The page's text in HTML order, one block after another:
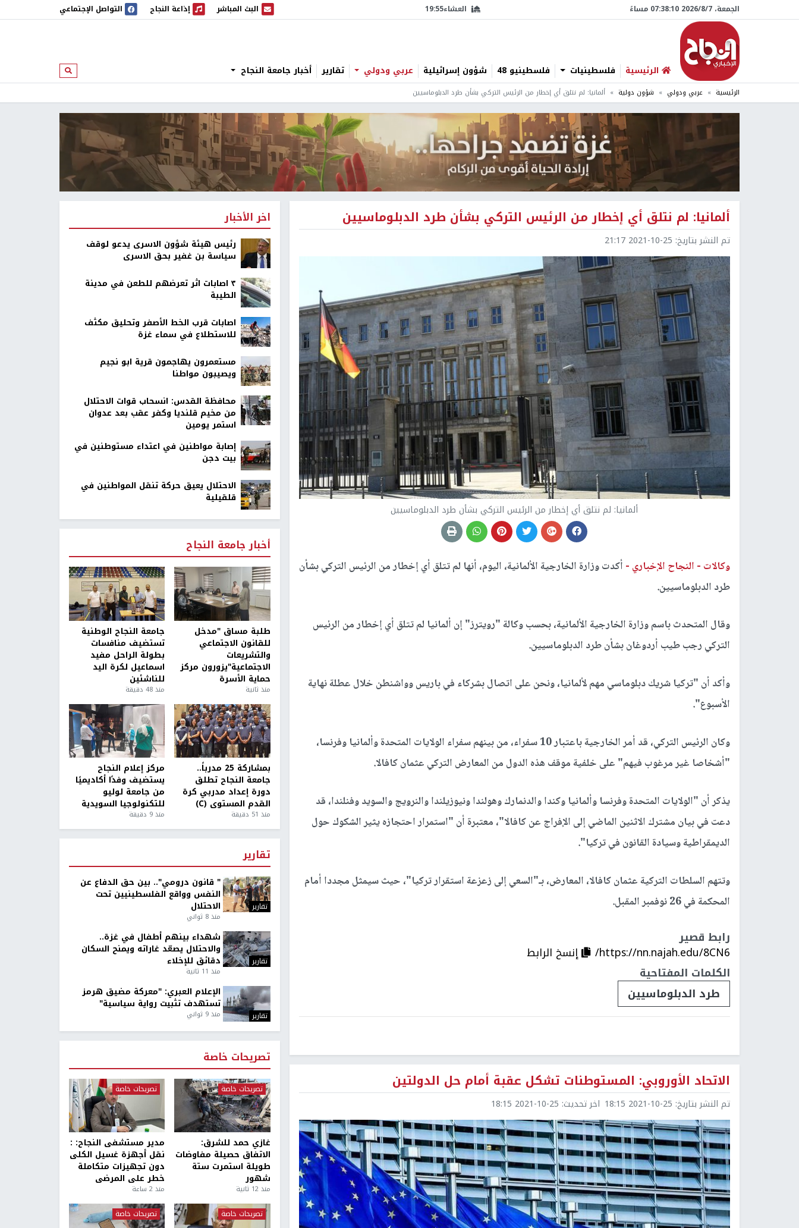
الجمعة، 7/‏8/‏2026 07:38:11 مساءً العشاء19:55 البث المباشر
البث المباشر إذاعة النجاح
إذاعة النجاح التواصل الإجتماعي
الرئيسية فلسطينيات فلسطينيو 48 شؤون إسرائيلية عربي ودولي تقارير أخبار جامعة النجاح ابحث
الرئيسية عربي ودولي شؤون دولية ألمانيا: لم نتلق أي إخطار من الرئيس التركي بشأن طرد الدبلوماسيين
ألمانيا: لم نتلق أي إخطار من الرئيس التركي بشأن طرد الدبلوماسيين
تم النشر بتاريخ: 2021-10-25 21:17
ألمانيا: لم نتلق أي إخطار من الرئيس التركي بشأن طرد الدبلوماسيين
وكالات - النجاح الإخباري - أكدت وزارة الخارجية الألمانية، اليوم، أنها لم تتلق أي إخطار من الرئيس التركي بشأن
طرد الدبلوماسيين.
وقال المتحدث باسم وزارة الخارجية الألمانية، بحسب وكالة "رويترز" إن ألمانيا لم تتلق أي إخطار من الرئيس
التركي رجب طيب أردوغان بشأن طرد الدبلوماسيين.
وأكد أن "تركيا شريك دبلوماسي مهم لألمانيا، ونحن على اتصال بشركاء في باريس وواشنطن خلال عطلة نهاية
الأسبوع".
وكان الرئيس التركي، قد أمر الخارجية باعتبار 10 سفراء، من بينهم سفراء الولايات المتحدة وألمانيا وفرنسا،
"أشخاصا غير مرغوب فيهم" على خلفية موقف هذه الدول من المعارض التركي عثمان كافالا.
يذكر أن "الولايات المتحدة وفرنسا وألمانيا وكندا والدنمارك وهولندا ونيوزيلندا والنرويج والسويد وفنلندا، قد
دعت في بيان مشترك الاثنين الماضي إلى الإفراج عن كافالا"، معتبرة أن "استمرار احتجازه يثير الشكوك حول
الديمقراطية وسيادة القانون في تركيا".
وتتهم السلطات التركية عثمان كافالا، المعارض، بـ"السعي إلى زعزعة استقرار تركيا"، حيث سيمثل مجددا أمام
المحكمة في 26 نوفمبر المقبل.
رابط قصير
https://nn.najah.edu/8CN6/
إنسخ الرابط
الكلمات المفتاحية
طرد الدبلوماسيين
الاتحاد الأوروبي: المستوطنات تشكل عقبة أمام حل الدولتين
تم النشر بتاريخ: 2021-10-25 18:15 اخر تحديث: 2021-10-25 18:15
اخر الأخبار
رئيس هيئة شؤون الاسرى يدعو لوقف
سياسة بن غفير بحق الاسرى
٣ اصابات اثر تعرضهم للطعن في مدينة
الطيبة
اصابات قرب الخط الأصفر وتحليق مكثف
للاستطلاع في سماء غزة
مستعمرون يهاجمون قرية ابو نجيم
ويصيبون مواطنا
محافظة القدس: انسحاب قوات الاحتلال
من مخيم قلنديا وكفر عقب بعد عدوان
استمر يومين
إصابة مواطنين في اعتداء مستوطنين في
بيت دجن
الاحتلال يعيق حركة تنقل المواطنين في
قلقيلية
أخبار جامعة النجاح
طلبة مساق "مدخل
للقانون الاجتماعي
والتشريعات
الاجتماعية"يزورون مركز
حماية الأسرة
منذ ثانية
جامعة النجاح الوطنية
تستضيف منافسات
بطولة الراحل مفيد
اسماعيل لكرة اليد
للناشئين
منذ 48 دقيقة
بمشاركة 25 مدرباً..
جامعة النجاح تطلق
دورة إعداد مدربي كرة
القدم المستوى (C)
منذ 51 دقيقة
مركز إعلام النجاح
يستضيف وفدًا أكاديميًا
من جامعة لوليو
للتكنولوجيا السويدية
منذ 9 دقيقة
تقارير
تقارير
" قانون درومي".. بين حق الدفاع عن
النفس وواقع الفلسطينيين تحت
الاحتلال
منذ 8 ثواني
تقارير
شهداء بينهم أطفال في غزة..
والاحتلال يصعّد غاراته ويمنح السكان
دقائق للإخلاء
منذ 11 ثانية
تقارير
الإعلام العبري: "معركة مضيق هرمز
تستهدف تثبيت رواية سياسية"
منذ 9 ثواني
تصريحات خاصة
تصريحات خاصة
غازي حمد للشرق:
الاتفاق حصيلة مفاوضات
طويلة استمرت ستة
شهور
منذ 12 ثانية
تصريحات خاصة
مدير مستشفى النجاح: :
نقل أجهزة غسيل الكلى
دون تجهيزات متكاملة
خطر على المرضى
منذ 2 ساعة
تصريحات خاصة تصريحات خاصة